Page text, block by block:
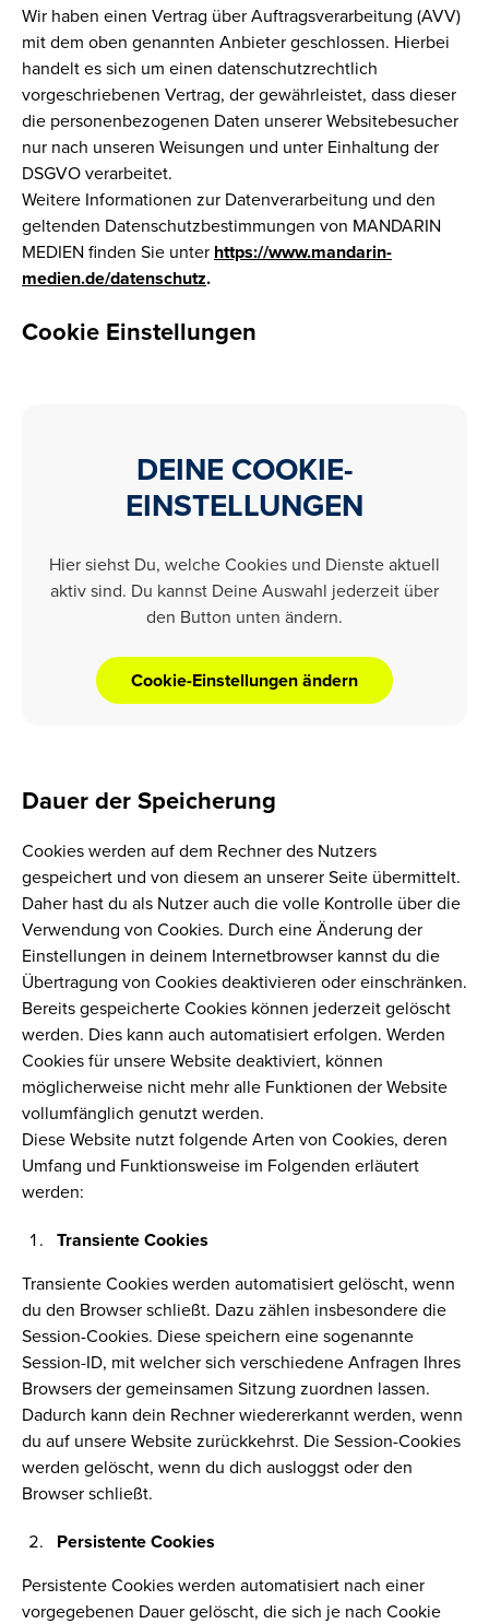
Wir haben einen Vertrag über Auftragsverarbeitung (AVV)
mit dem oben genannten Anbieter geschlossen. Hierbei
handelt es sich um einen datenschutzrechtlich
vorgeschriebenen Vertrag, der gewährleistet, dass dieser
die personenbezogenen Daten unserer Websitebesucher
nur nach unseren Weisungen und unter Einhaltung der
DSGVO verarbeitet.
Weitere Informationen zur Datenverarbeitung und den
geltenden Datenschutzbestimmungen von MANDARIN
MEDIEN finden Sie unter https://www.mandarin-
medien.de/datenschutz.
Cookie Einstellungen
DEINE COOKIE-
EINSTELLUNGEN
Hier siehst Du, welche Cookies und Dienste aktuell
aktiv sind. Du kannst Deine Auswahl jederzeit über
den Button unten ändern.
Cookie-Einstellungen ändern
Dauer der Speicherung
Cookies werden auf dem Rechner des Nutzers
gespeichert und von diesem an unserer Seite übermittelt.
Daher hast du als Nutzer auch die volle Kontrolle über die
Verwendung von Cookies. Durch eine Änderung der
Einstellungen in deinem Internetbrowser kannst du die
Übertragung von Cookies deaktivieren oder einschränken.
Bereits gespeicherte Cookies können jederzeit gelöscht
werden. Dies kann auch automatisiert erfolgen. Werden
Cookies für unsere Website deaktiviert, können
möglicherweise nicht mehr alle Funktionen der Website
vollumfänglich genutzt werden.
Diese Website nutzt folgende Arten von Cookies, deren
Umfang und Funktionsweise im Folgenden erläutert
werden:
Transiente Cookies
Transiente Cookies werden automatisiert gelöscht, wenn
du den Browser schließt. Dazu zählen insbesondere die
Session-Cookies. Diese speichern eine sogenannte
Session-ID, mit welcher sich verschiedene Anfragen Ihres
Browsers der gemeinsamen Sitzung zuordnen lassen.
Dadurch kann dein Rechner wiedererkannt werden, wenn
du auf unsere Website zurückkehrst. Die Session-Cookies
werden gelöscht, wenn du dich ausloggst oder den
Browser schließt.
Persistente Cookies
Persistente Cookies werden automatisiert nach einer
vorgegebenen Dauer gelöscht, die sich je nach Cookie